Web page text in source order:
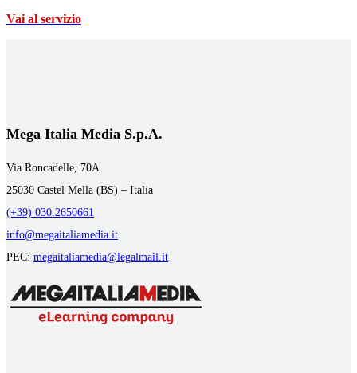
Vai al servizio
Mega Italia Media S.p.A.
Via Roncadelle, 70A
25030 Castel Mella (BS) – Italia
(+39) 030.2650661
info@megaitaliamedia.it
PEC: megaitaliamedia@legalmail.it